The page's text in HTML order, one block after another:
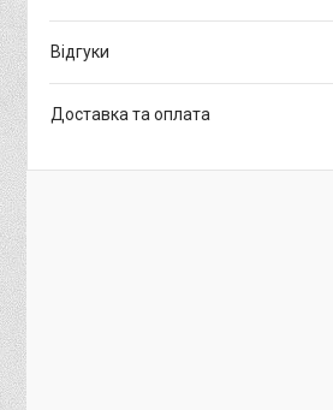
Відгуки
Доставка та оплата